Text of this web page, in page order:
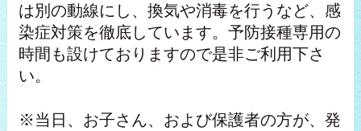
は別の動線にし、換気や消毒を行うなど、感
染症対策を徹底しています。予防接種専用の
時間も設けておりますので是非ご利用下さ
い。
※当日、お子さん、および保護者の方が、発